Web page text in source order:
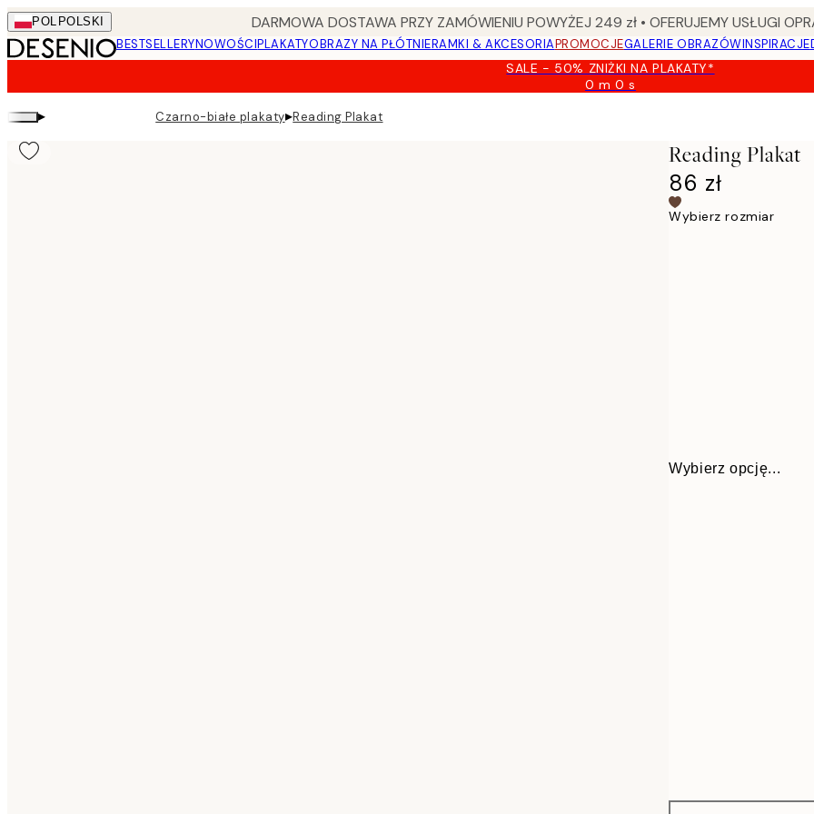
Skip
to
main
POL POLSKI DARMOWA DOSTAWA PRZY ZAMÓWIENIU POWYŻEJ 249 zł • OFERUJEMY USŁUGI
BESTSELLERYNOWOŚCIPLAKATYOBRAZY NA PŁÓTNIERAMKI & AKCESORIAPROMOCJEGALERIE OBRAZÓWINSPIRACJE
SALE - 50% ZNIŻKI NA PLAKATY*
0 m0 s
Ważny
▸ Czarno-białe plakaty▸Reading Plakat
Reading Plakat
86 zł
Wybierz rozmiar
Wybierz opcję...